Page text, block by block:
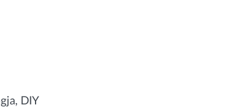
DIY